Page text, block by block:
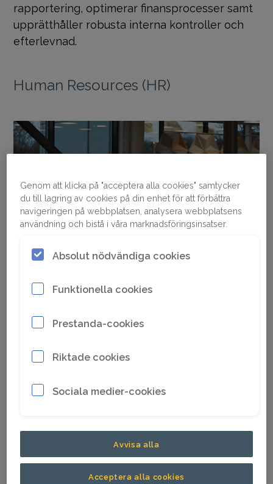
rapportering, optimerar finansprocesser samt
upprätthåller robusta interna kontroller och
efterlevnad.
Human Resources (HR)
skapa en världsledande företagskultur och
med fokus på inkludering och mångfald. Kort
arbetsplats för att arbeta, lära och utvecklas.
specifikt? Då tror vi att det här är något för dig!
Genom att klicka på "acceptera alla cookies" samtycker
du till lagring av cookies på din enhet för att förbättra
navigeringen på webbplatsen, analysera webbplatsens
användning och bistå i våra marknadsföringsinsatser.
Absolut nödvändiga cookies
Funktionella cookies
Prestanda-cookies
Riktade cookies
Sociala medier-cookies
Avvisa alla
Acceptera alla cookies